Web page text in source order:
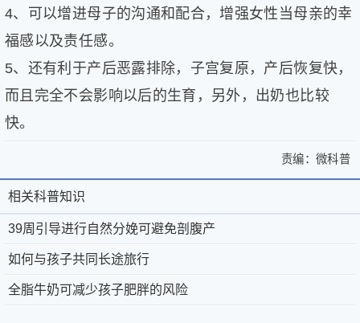
4、可以增进母子的沟通和配合，增强女性当母亲的幸
福感以及责任感。
5、还有利于产后恶露排除，子宫复原，产后恢复快，
而且完全不会影响以后的生育，另外，出奶也比较
快。
责编： 微科普
39
周
引
导
进
>
相
关
科
普
周
引
导
进
行
自
关
于
普
微
公
2011-
相关科普知识
39周引导进行自然分娩可避免剖腹产
如何与孩子共同长途旅行
全脂牛奶可减少孩子肥胖的风险